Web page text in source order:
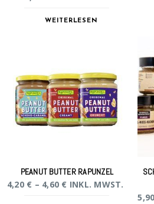
WEITERLESEN
PEANUT BUTTER RAPUNZEL
4,20 € – 4,60 € INKL. MWST.
5,90